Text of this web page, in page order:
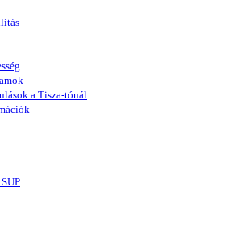
a Tisza-tónál